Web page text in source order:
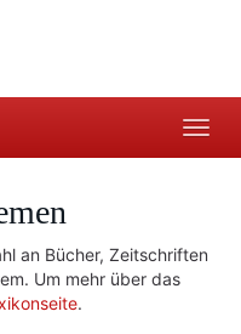
an Bücher, Zeitschriften
Um mehr über das
.